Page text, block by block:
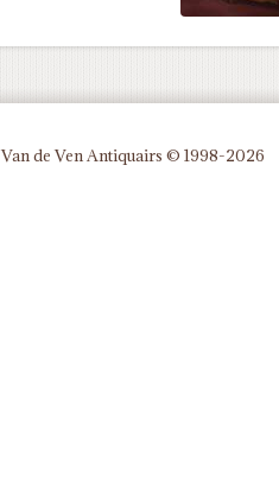
Van de Ven Antiquairs © 1998-2026